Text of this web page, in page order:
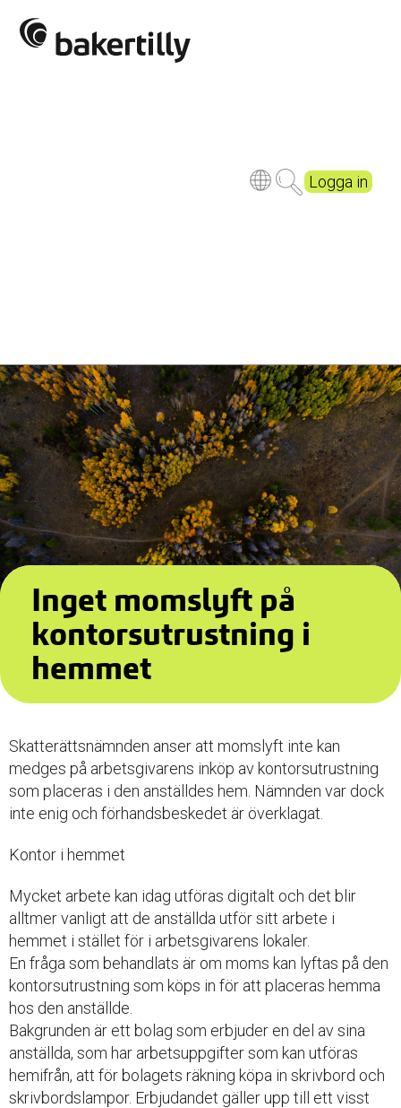
Logga in
Inget momslyft på
kontorsutrustning i
hemmet
Skatterättsnämnden anser att momslyft inte kan
medges på arbetsgivarens inköp av kontorsutrustning
som placeras i den anställdes hem. Nämnden var dock
inte enig och förhandsbeskedet är överklagat.
Kontor i hemmet
Mycket arbete kan idag utföras digitalt och det blir
alltmer vanligt att de anställda utför sitt arbete i
hemmet i stället för i arbetsgivarens lokaler.
En fråga som behandlats är om moms kan lyftas på den
kontorsutrustning som köps in för att placeras hemma
hos den anställde.
Bakgrunden är ett bolag som erbjuder en del av sina
anställda, som har arbetsuppgifter som kan utföras
hemifrån, att för bolagets räkning köpa in skrivbord och
skrivbordslampor. Erbjudandet gäller upp till ett visst